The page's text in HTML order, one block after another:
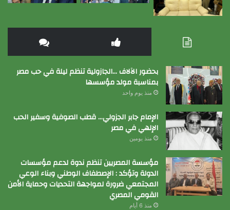
بحضور الآلاف …الجازولية تنظم ليلة في حب مصر
بمناسبة مولد مؤسسها
منذ يوم واحد
الإمام جابر الجزولي… قطب الصوفية وسفير الحب
الإلهي في مصر
منذ يومين
مؤسسة المصريين تنظم ندوة لدعم مؤسسات
الدولة وتؤكد : الإصطفاف الوطني وبناء الوعي
المجتمعي ضرورة لمواجهة التحديات وحماية الأمن
القومي المصري
منذ 6 أيام